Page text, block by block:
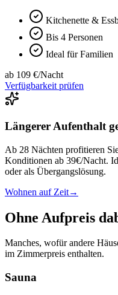
Kitchenette &
Bis 4 Personen
Ideal für Familien
ab 109 €/Nacht
Verfügbarkeit prüfen
Längerer Aufenthalt
Ab 28 Nächten profitieren
Konditionen ab 39€/Nacht.
oder als Übergangslösung.
Wohnen auf Zeit→
Ohne Aufpreis
Manches, wofür andere
im Zimmerpreis enthalten.
Sauna